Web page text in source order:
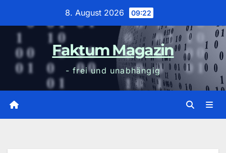
8. August 2026 09:22
Faktum Magazin
- frei und unabhängig